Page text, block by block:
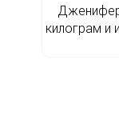
килограм и